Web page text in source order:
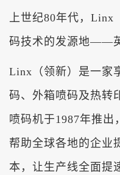
上世纪80年代，
码技术的发源地——
Linx（领新）是一家
码、外箱喷码及热转
喷码机于1987年推
帮助全球各地的企业
本，让生产线全面提